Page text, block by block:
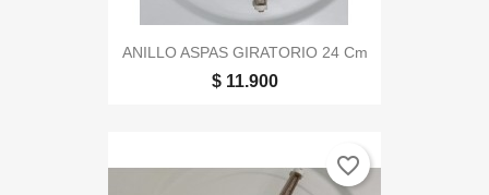
ANILLO ASPAS GIRATORIO 24 Cm
$ 11.900
favorite_border